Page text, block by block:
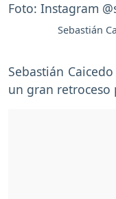
Sebastián
Sebastián
un gran retroceso